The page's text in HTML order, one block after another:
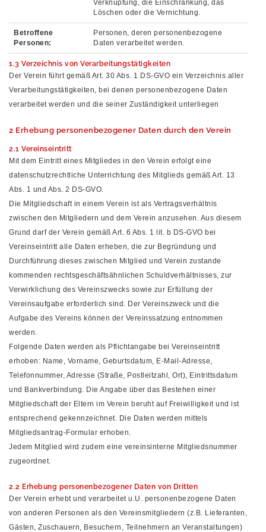
Verknüpfung, die Einschränkung, das
Löschen oder die Vernichtung.
Betroffene
Personen:
Personen, deren personenbezogene
Daten verarbeitet werden.
1.3 Verzeichnis von Verarbeitungstätigkeiten
Der Verein führt gemäß Art. 30 Abs. 1 DS-GVO ein Verzeichnis aller
Verarbeitungstätigkeiten, bei denen personenbezogene Daten
verarbeitet werden und die seiner Zuständigkeit unterliegen
2 Erhebung personenbezogener Daten durch den Verein
2.1 Vereinseintritt
Mit dem Eintritt eines Mitgliedes in den Verein erfolgt eine
datenschutzrechtliche Unterrichtung des Mitglieds gemäß Art. 13
Abs. 1 und Abs. 2 DS-GVO.
Die Mitgliedschaft in einem Verein ist als Vertragsverhältnis
zwischen den Mitgliedern und dem Verein anzusehen. Aus diesem
Grund darf der Verein gemäß Art. 6 Abs. 1 lit. b DS-GVO bei
Vereinseintritt alle Daten erheben, die zur Begründung und
Durchführung dieses zwischen Mitglied und Verein zustande
kommenden rechtsgeschäftsähnlichen Schuldverhältnisses, zur
Verwirklichung des Vereinszwecks sowie zur Erfüllung der
Vereinsaufgabe erforderlich sind. Der Vereinszweck und die
Aufgabe des Vereins können der Vereinssatzung entnommen
werden.
Folgende Daten werden als Pflichtangabe bei Vereinseintritt
erhoben: Name, Vorname, Geburtsdatum, E-Mail-Adresse,
Telefonnummer, Adresse (Straße, Postleitzahl, Ort), Eintrittsdatum
und Bankverbindung. Die Angabe über das Bestehen einer
Mitgliedschaft der Eltern im Verein beruht auf Freiwilligkeit und ist
entsprechend gekennzeichnet. Die Daten werden mittels
Mitgliedsantrag-Formular erhoben.
Jedem Mitglied wird zudem eine vereinsinterne Mitgliedsnummer
zugeordnet.
2.2 Erhebung personenbezogener Daten von Dritten
Der Verein erhebt und verarbeitet u.U. personenbezogene Daten
von anderen Personen als den Vereinsmitgliedern (z.B. Lieferanten,
Gästen, Zuschauern, Besuchern, Teilnehmern an Veranstaltungen)